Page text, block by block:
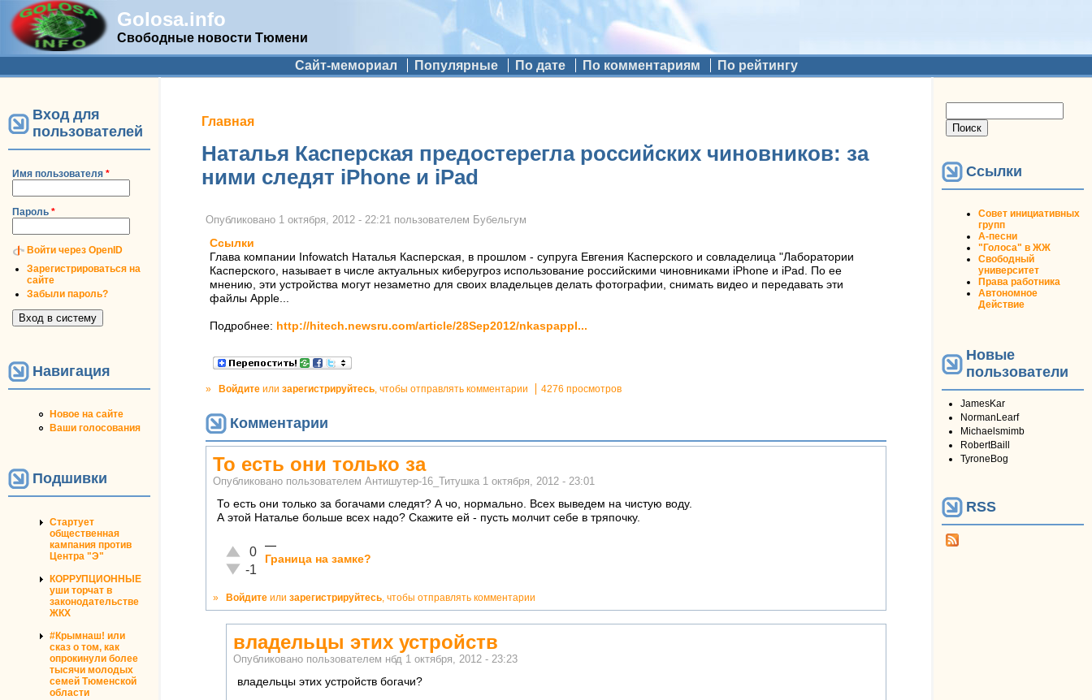
Golosa.info
Свободные новости Тюмени
Дополнительное меню Сайт-мемориал Популярные По дате По комментариям По рейтингу
Вход для
пользователей
Имя пользователя *
Пароль *
Войти через OpenID
Зарегистрироваться на
сайте
Забыли пароль?
Навигация
Новое на сайте
Ваши голосования
Подшивки
Стартует
общественная
кампания против
Центра "Э"
КОРРУПЦИОННЫЕ
уши торчат в
законодательстве
ЖКХ
#Крымнаш! или
сказ о том, как
опрокинули более
тысячи молодых
семей Тюменской
области
Вы здесь
Главная
Наталья Касперская предостерегла российских чиновников: за
ними следят iPhone и iPad
Опубликовано 1 октября, 2012 - 22:21 пользователем Бубельгум
Ссылки
Глава компании Infowatch Наталья Касперская, в прошлом - супруга Евгения Касперского и совладелица "Лаборатории
Касперского, называет в числе актуальных киберугроз использование российскими чиновниками iPhone и iPad. По ее
мнению, эти устройства могут незаметно для своих владельцев делать фотографии, снимать видео и передавать эти
файлы Apple...
Подробнее: http://hitech.newsru.com/article/28Sep2012/nkaspappl...
» Войдите или зарегистрируйтесь, чтобы отправлять комментарии 4276 просмотров
Комментарии
То есть они только за
Опубликовано пользователем Антишутер-16_Титушка 1 октября, 2012 - 23:01
То есть они только за богачами следят? А чо, нормально. Всех выведем на чистую воду.
А этой Наталье больше всех надо? Скажите ей - пусть молчит себе в тряпочку.
Отлично!
0
Неадекватно!
-1
—
Граница на замке?
» Войдите или зарегистрируйтесь, чтобы отправлять комментарии
владельцы этих устройств
Опубликовано пользователем нбд 1 октября, 2012 - 23:23
владельцы этих устройств богачи?
Ссылки
Совет инициативных
групп
А-песни
"Голоса" в ЖЖ
Свободный
университет
Права работника
Автономное
Действие
Новые
пользователи
JamesKar
NormanLearf
Michaelsmimb
RobertBaill
TyroneBog
RSS